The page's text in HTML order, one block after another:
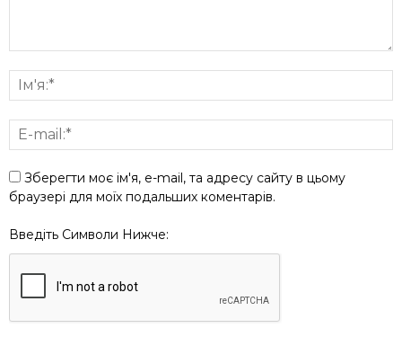
Зберегти моє ім'я, e-mail, та адресу сайту в цьому
браузері для моїх подальших коментарів.
Введіть Символи Нижче: